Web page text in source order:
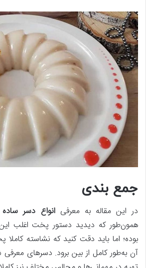
جمع بندی
در این مقاله به معرفیانواع دسر
همون‌طور که دیدید دستور پخت اغلب این
بوده؛ اما باید دقت کنید که نشاسته
آن به‌طور کامل از بین برود. دسرهای معرفی